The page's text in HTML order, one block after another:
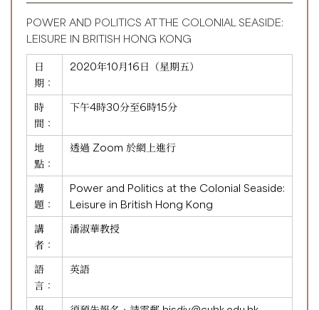
POWER AND POLITICS AT THE COLONIAL SEASIDE:
LEISURE IN BRITISH HONG KONG
日
期：
2020年10月16日（星期五）
時
間：
下午4時30分至6時15分
地
點：
透過 Zoom 於網上進行
講
題：
Power and Politics at the Colonial Seaside:
Leisure in British Hong Kong
講
者：
潘淑華教授
語
言：
英語